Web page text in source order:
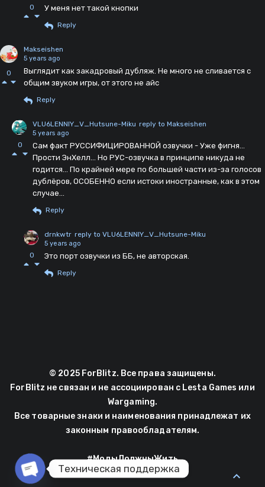
0 У меня нет такой кнопки
Reply
0
Makseishen
5 years ago
Выглядит как закадровый дубляж. Не много не сливается с
общим звуком игры, от этого не айс
Reply
0
VLU6LENNIY_V_Hutsune-Miku reply to Makseishen
5 years ago
Сам факт РУССИФИЦИРОВАННОЙ озвучки - Уже фигня...
Прости ЭнХелл... Но РУС-озвучка в принципе никуда не
годится... По крайней мере по большей части из-за голосов
дублёров, ОСОБЕННО если истоки иностранные, как в этом
случае...
Reply
0
drnkwtr reply to VLU6LENNIY_V_Hutsune-Miku
5 years ago
Это порт озвучки из ББ, не авторская.
Reply
© 2025 ForBlitz. Все права защищены.
ForBlitz не связан и не ассоциирован с Lesta Games или
Wargaming.
Все товарные знаки и наименования принадлежат их
законным правообладателям.
#МодыДолжныЖить
expand_less
Техническая поддержка